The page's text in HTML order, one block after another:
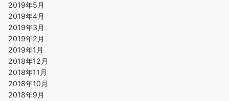
2019年5月
2019年4月
2019年3月
2019年2月
2019年1月
2018年12月
2018年11月
2018年10月
2018年9月